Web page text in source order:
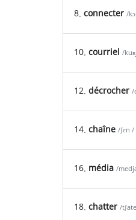
8. connecter /
10. courriel /
12. décrocher /
14. chaîne /ʃɛn /
16. média /
18. chatter /